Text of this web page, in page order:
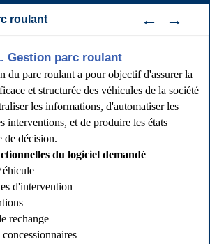
roulant
Gestion parc roulant
du parc roulant a pour objectif d'assurer la
et structurée des véhicules de la société
les informations, d'automatiser les
interventions, et de produire les états
de décision.
du logiciel demandé
d'intervention
rechange